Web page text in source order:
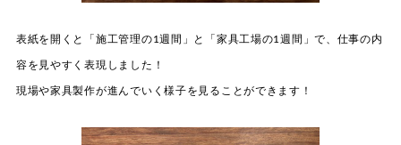
表紙を開くと「施工管理の1週間」と「家具工場の1週間」で、仕事の内
容を見やすく表現しました！
現場や家具製作が進んでいく様子を見ることができます！